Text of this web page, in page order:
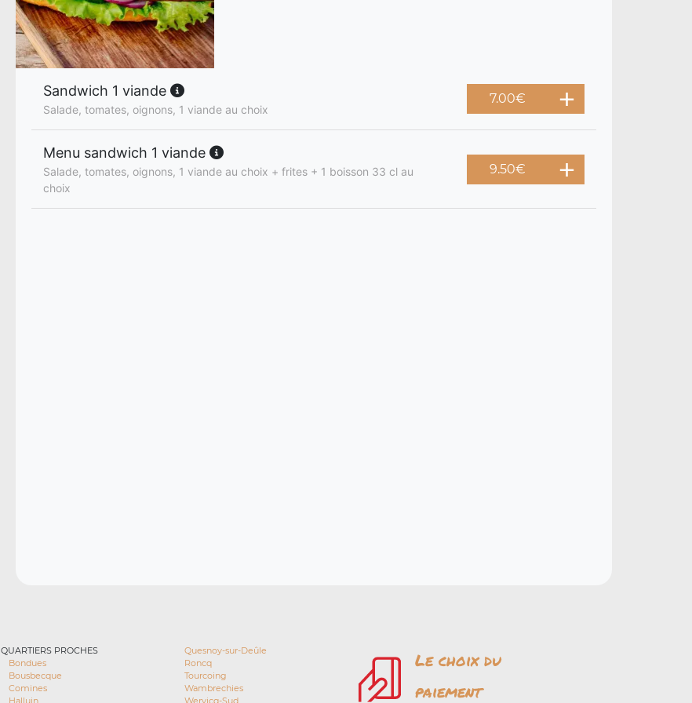
Sandwich 1 viande
Salade, tomates, oignons, 1 viande au choix
7.00€
Menu sandwich 1 viande
Salade, tomates, oignons, 1 viande au choix + frites + 1 boisson 33 cl au
choix
9.50€
QUARTIERS PROCHES
Bondues
Bousbecque
Comines
Halluin
Quesnoy-sur-Deûle
Roncq
Tourcoing
Wambrechies
Wervicq-Sud
Le choix du
paiement